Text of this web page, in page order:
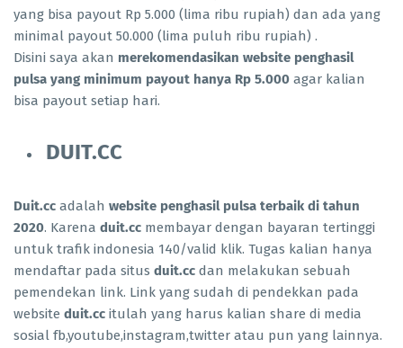
yang bisa payout Rp 5.000 (lima ribu rupiah) dan ada yang
minimal payout 50.000 (lima puluh ribu rupiah) .
Disini saya akan merekomendasikan website penghasil
pulsa yang minimum payout hanya Rp 5.000 agar kalian
bisa payout setiap hari.
DUIT.CC
Duit.cc adalah website penghasil pulsa terbaik di tahun
2020. Karena duit.cc membayar dengan bayaran tertinggi
untuk trafik indonesia 140/valid klik. Tugas kalian hanya
mendaftar pada situs duit.cc dan melakukan sebuah
pemendekan link. Link yang sudah di pendekkan pada
website duit.cc itulah yang harus kalian share di media
sosial fb,youtube,instagram,twitter atau pun yang lainnya.